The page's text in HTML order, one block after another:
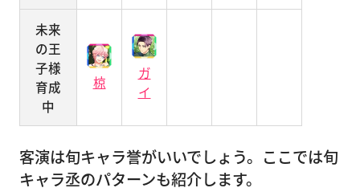
未来
の王
子様
育成
中
椋
ガ
イ
客演は旬キャラ誉がいいでしょう。ここでは旬
キャラ丞のパターンも紹介します。